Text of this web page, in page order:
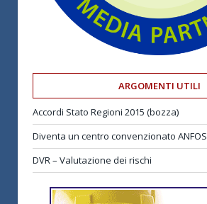
ARGOMENTI UTILI
Accordi Stato Regioni 2015 (bozza)
Diventa un centro convenzionato ANFOS
DVR – Valutazione dei rischi